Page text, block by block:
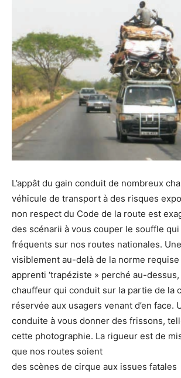
L’appât du gain conduit de nombreux
véhicule de transport à des risques
non respect du Code de la route est
des scénarii à vous couper le souffle
fréquents sur nos routes nationales.
visiblement au-delà de la norme
apprenti ‘trapéziste » perché au-
chauffeur qui conduit sur la partie de la
réservée aux usagers venant d’en face.
conduite à vous donner des frissons,
cette photographie. La rigueur est de
que nos routes soient
des scènes de cirque aux issues fatales